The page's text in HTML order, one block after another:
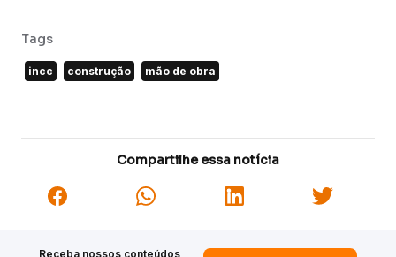
Tags
incc construção mão de obra
Compartilhe essa notícia
Receba nossos conteúdos